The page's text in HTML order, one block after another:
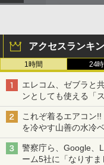
アクセスランキ
1時間 24
エレコム、ゼブラと
ンとしても使える「
も、持ち替えずに書
これぞ着るエアコン
を冷やす山善の水冷
ち・ざ・ろーど！そ
警察庁ら、Google、
ーム5社に「なりす